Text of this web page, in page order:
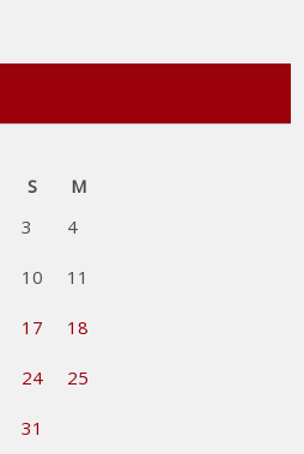
S
M
3 4
10 11
17 18
24 25
31